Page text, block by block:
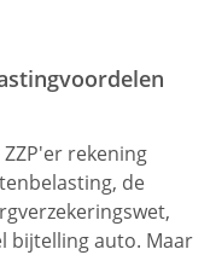
rekening
de
bijtelling auto. Maar